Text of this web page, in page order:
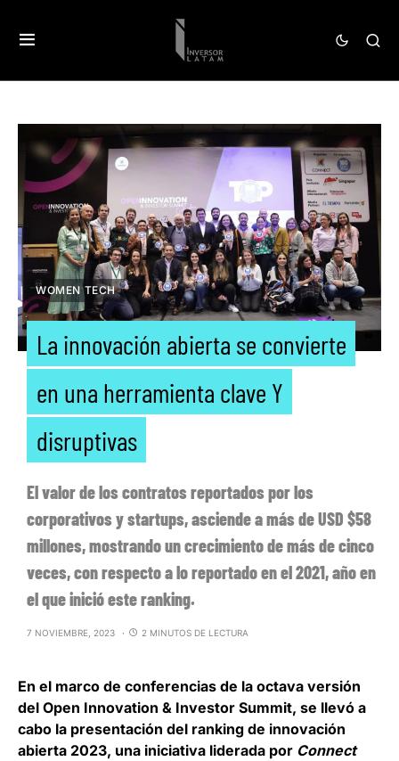
WOMEN TECH
La innovación abierta se convierte
en una herramienta clave Y
disruptivas
El valor de los contratos reportados por los
corporativos y startups, asciende a más de USD $58
millones, mostrando un crecimiento de más de cinco
veces, con respecto a lo reportado en el 2021, año en
el que inició este ranking.
7 NOVIEMBRE, 2023 2 MINUTOS DE LECTURA
En el marco de conferencias de la octava versión
del Open Innovation & Investor Summit, se llevó a
cabo la presentación del ranking de innovación
abierta 2023, una iniciativa liderada por Connect